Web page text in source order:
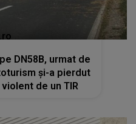
DN58B, urmat de
și-a pierdut
de un TIR